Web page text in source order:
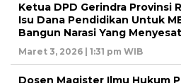
Ketua DPD Gerindra Provinsi
Isu Dana Pendidikan Untuk
Bangun Narasi Yang
Maret 3, 2026 | 1:31 pm WIB
Dosen Magister Ilmu Hukum